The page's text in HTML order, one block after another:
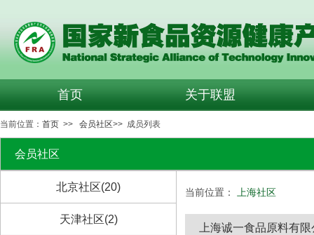
首页 关于联盟
当前位置： 首页 >> 会员社区>> 成员列表
会员社区
北京社区(20)
天津社区(2)
当前位置： 上海社区
上海诚一食品原料有